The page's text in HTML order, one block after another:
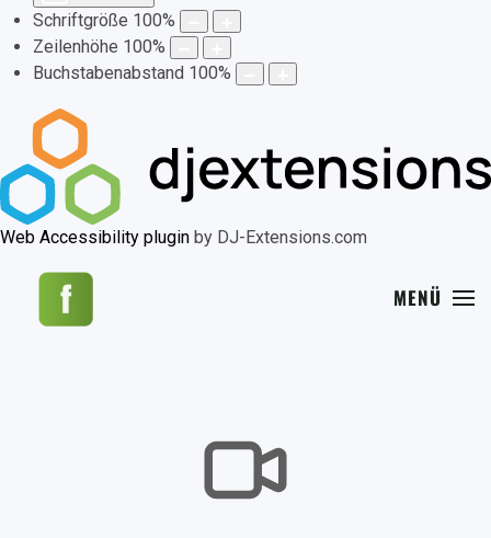
Schriftgröße 100%
Zeilenhöhe 100%
Buchstabenabstand 100%
Web Accessibility plugin by DJ-Extensions.com
MENÜ